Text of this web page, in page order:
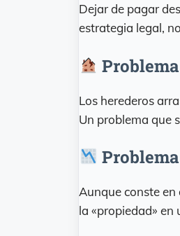
Dejar de pagar
estrategia legal,
Los herederos
Un problema que
Aunque conste
la «propiedad» en